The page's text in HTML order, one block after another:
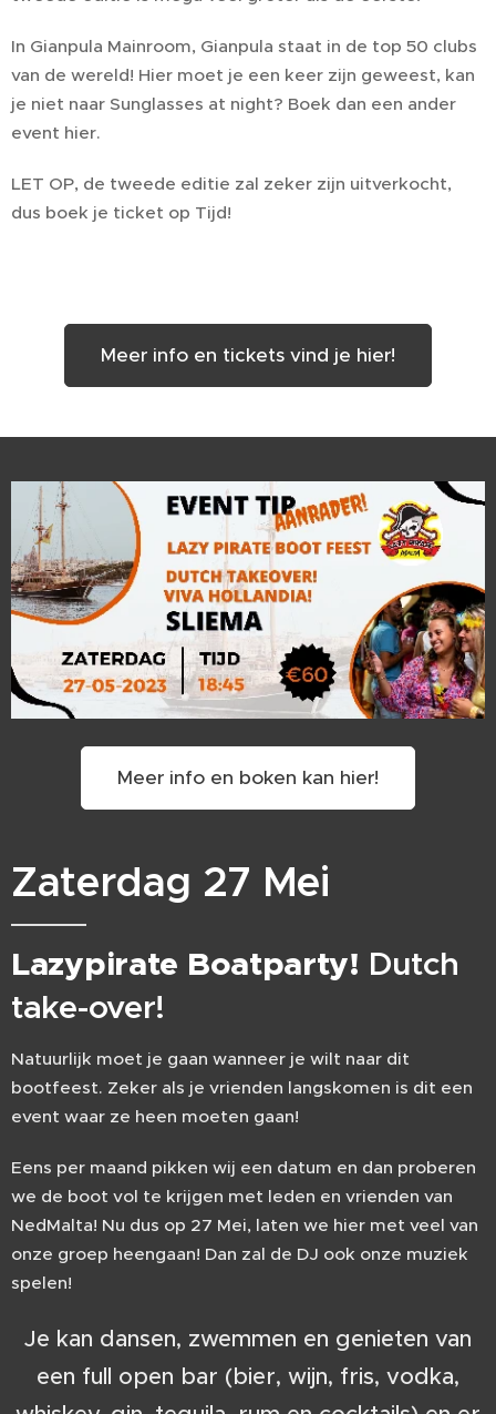
In Gianpula Mainroom, Gianpula staat in de top 50 clubs
van de wereld! Hier moet je een keer zijn geweest, kan
je niet naar Sunglasses at night? Boek dan een ander
event hier.
LET OP, de tweede editie zal zeker zijn uitverkocht,
dus boek je ticket op Tijd!
Meer info en tickets vind je hier!
Meer info en boken kan hier!
Zaterdag 27 Mei
Lazypirate Boatparty! Dutch
take-over!
Natuurlijk moet je gaan wanneer je wilt naar dit
bootfeest. Zeker als je vrienden langskomen is dit een
event waar ze heen moeten gaan!
Eens per maand pikken wij een datum en dan proberen
we de boot vol te krijgen met leden en vrienden van
NedMalta! Nu dus op 27 Mei, laten we hier met veel van
onze groep heengaan! Dan zal de DJ ook onze muziek
spelen!
Je kan dansen, zwemmen en genieten van
een full open bar (bier, wijn, fris, vodka,